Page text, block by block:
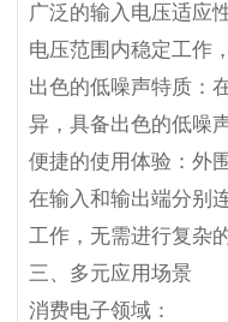
广泛的输入电压适应
电压范围内稳定工作
出色的低噪声特质：
异，具备出色的低噪
便捷的使用体验：外
在输入和输出端分别
工作，无需进行复杂
三、多元应用场景
消费电子领域：